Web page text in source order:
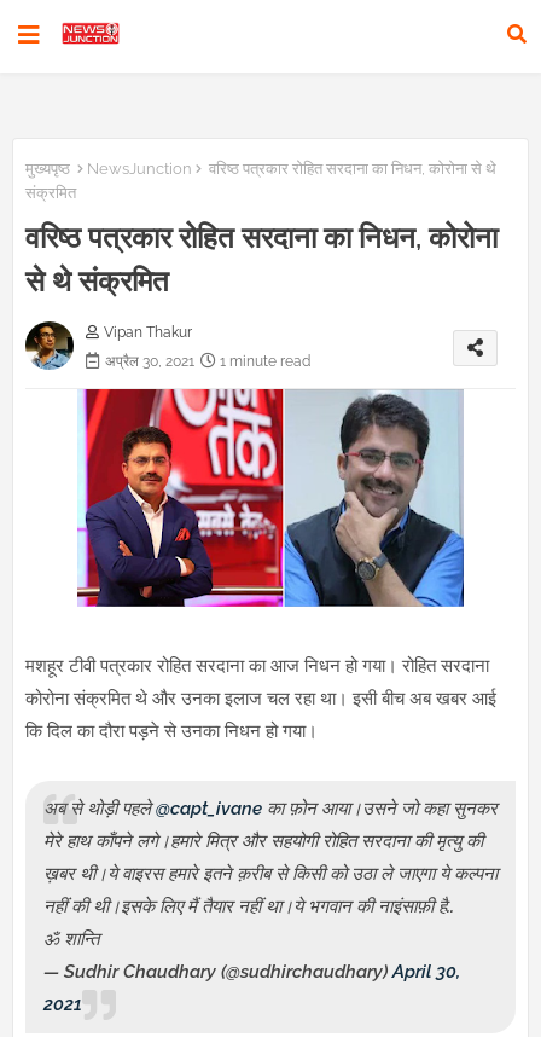
मुख्यपृष्ठ NewsJunction
वरिष्ठ पत्रकार रोहित सरदाना का निधन, कोरोना से थे
संक्रमित
वरिष्ठ पत्रकार रोहित सरदाना का निधन, कोरोना
से थे संक्रमित
Vipan Thakur
अप्रैल 30, 2021
1 minute read
मशहूर टीवी पत्रकार रोहित सरदाना का आज निधन हो गया। रोहित सरदाना
कोरोना संक्रमित थे और उनका इलाज चल रहा था। इसी बीच अब खबर आई
कि दिल का दौरा पड़ने से उनका निधन हो गया।
अब से थोड़ी पहले@capt_ivane का फ़ोन आया।उसने जो कहा सुनकर
मेरे हाथ काँपने लगे।हमारे मित्र और सहयोगी रोहित सरदाना की मृत्यु की
ख़बर थी।ये वाइरस हमारे इतने क़रीब से किसी को उठा ले जाएगा ये कल्पना
नहीं की थी।इसके लिए मैं तैयार नहीं था।ये भगवान की नाइंसाफ़ी है..
ॐ शान्ति
— Sudhir Chaudhary (@sudhirchaudhary)April 30,
2021